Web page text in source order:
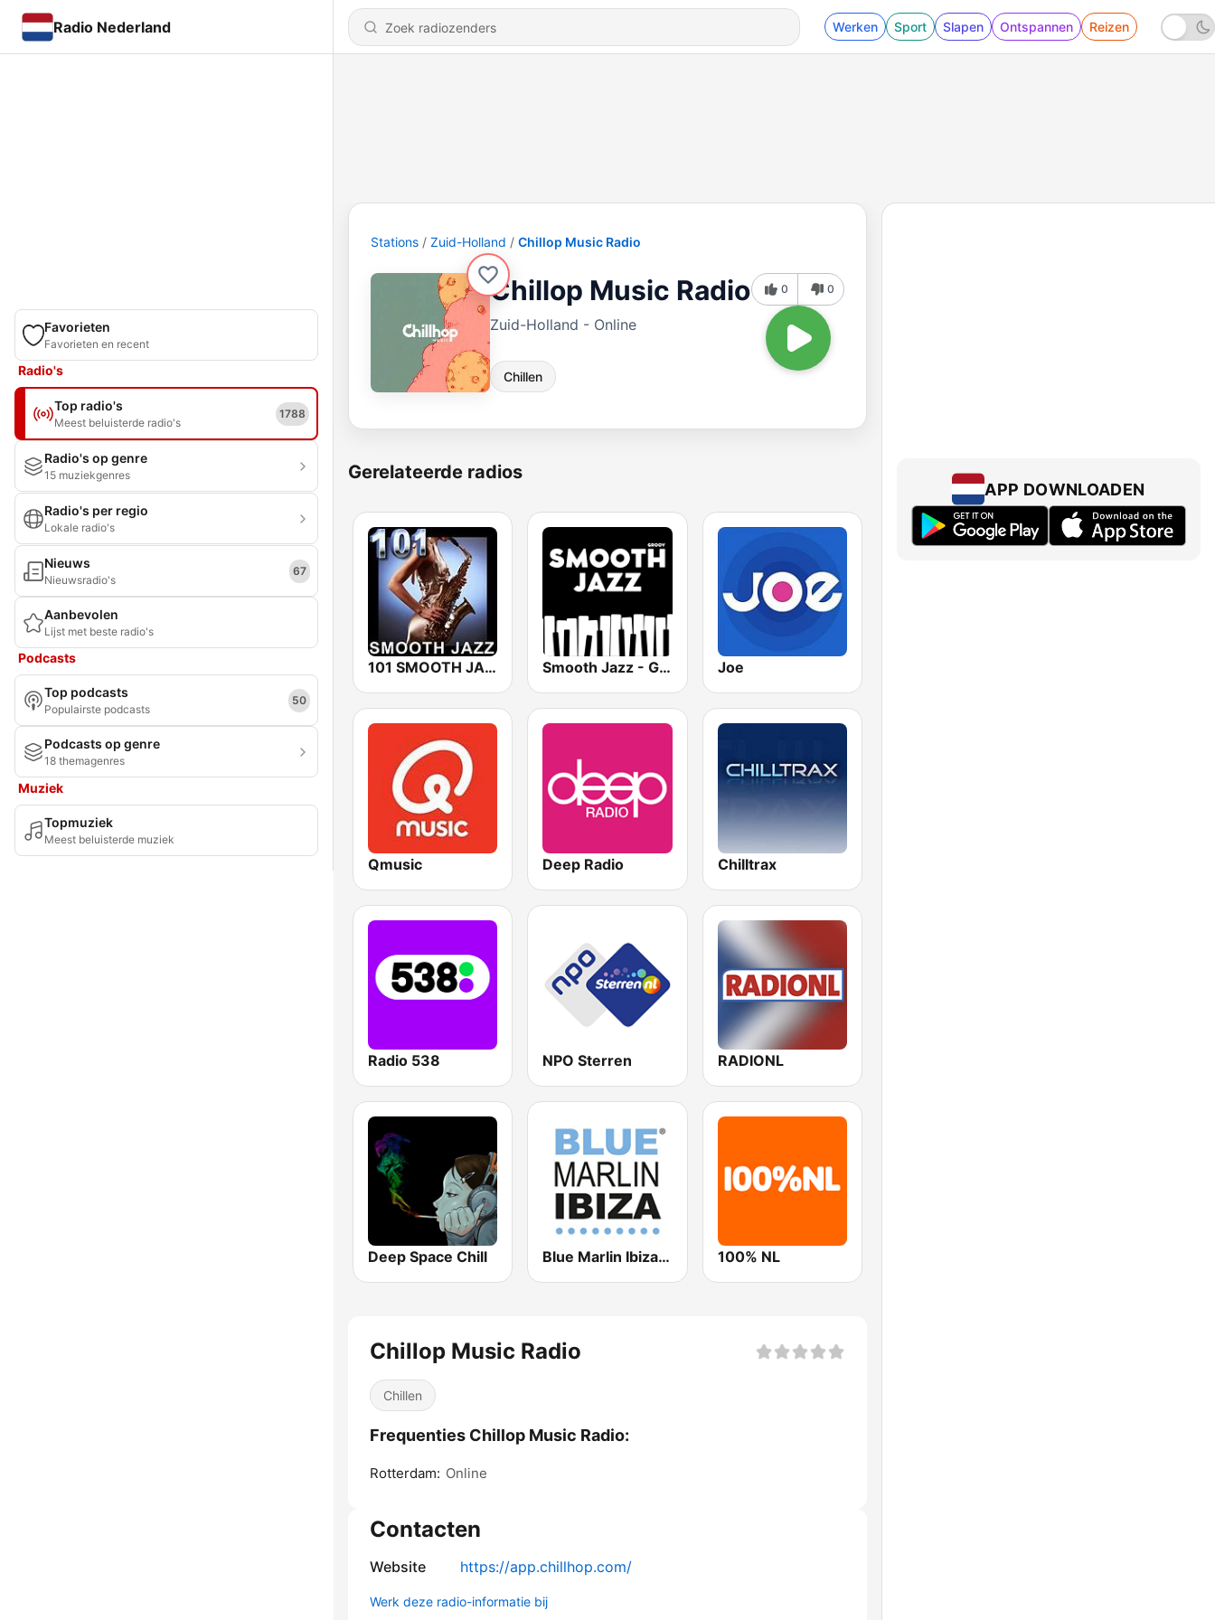
Radio Nederland Werken Sport Slapen Ontspannen Reizen
Favorieten
Favorieten en recent
Radio's
Top radio's
Meest beluisterde radio's
1788
Radio's op genre
15 muziekgenres
Radio's per regio
Lokale radio's
Nieuws
Nieuwsradio's
67
Aanbevolen
Lijst met beste radio's
Podcasts
Top podcasts
Populairste podcasts
50
Podcasts op genre
18 themagenres
Muziek
Topmuziek
Meest beluisterde muziek
Stations Zuid-Holland Chillop Music Radio
Chillop Music Radio
Zuid-Holland - Online
Chillen
0 0
Gerelateerde radios
101 SMOOTH JAZZ Smooth Jazz - Groov Joe
Qmusic Deep Radio Chilltrax
Radio 538 NPO Sterren RADIONL
Deep Space Chill Blue Marlin Ibiza Radio 100% NL
Chillop Music Radio
Chillen
Frequenties Chillop Music Radio:
Rotterdam: Online
Contacten
Website https://app.chillhop.com/
Werk deze radio-informatie bij
APP DOWNLOADEN